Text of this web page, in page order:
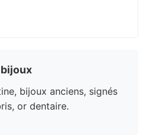
bijoux anciens, signés
or dentaire.